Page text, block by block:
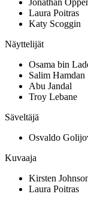
Jonathan
Laura Poitras
Katy Scoggin
Näyttelijät
Osama bin
Salim Hamdan
Abu Jandal
Troy Lebane
Säveltäjä
Osvaldo
Kuvaaja
Kirsten
Laura Poitras